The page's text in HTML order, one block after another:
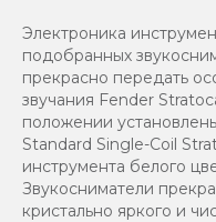
Электроника
подобранных
прекрасно передать
звучания Fender
положении
Standard Single-Coil
инструмента белого
Звукосниматели
кристально яркого и